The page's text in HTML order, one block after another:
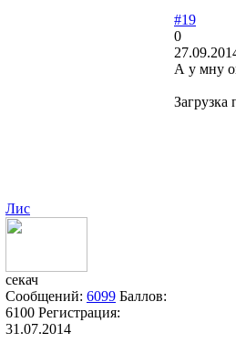
Лис
секач
Сообщений: 6099 Баллов:
6100 Регистрация:
31.07.2014
#19
0
А у мну
Загрузка